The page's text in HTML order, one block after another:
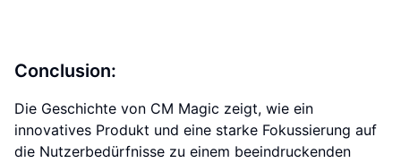
Conclusion:
Die Geschichte von CM Magic zeigt, wie ein
innovatives Produkt und eine starke Fokussierung auf
die Nutzerbedürfnisse zu einem beeindruckenden